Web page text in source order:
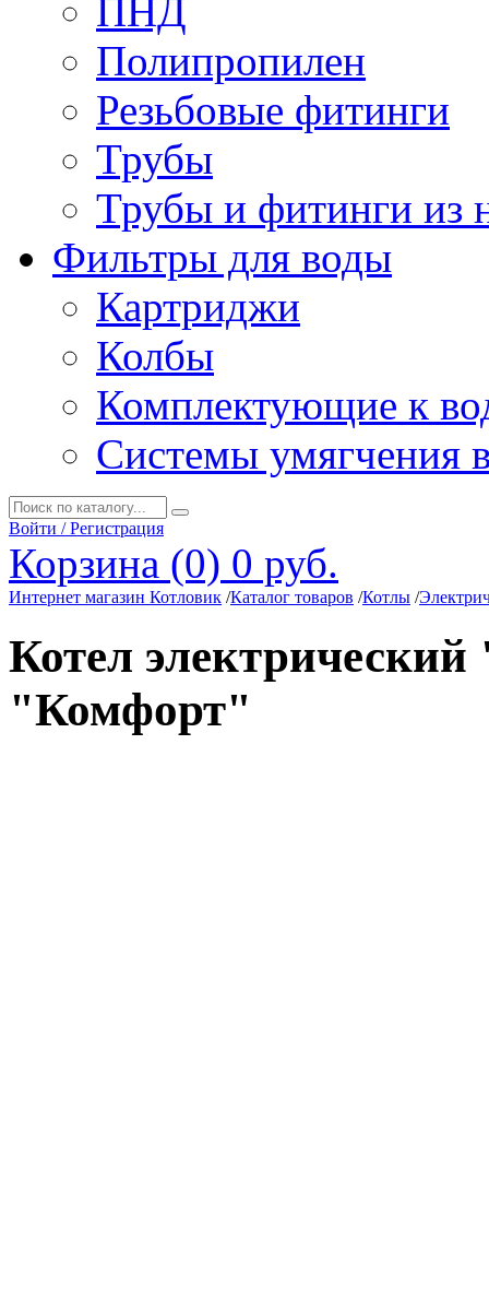
ПНД
Полипропилен
Резьбовые фитинги
Трубы
Трубы и фитинги из
Фильтры для воды
Картриджи
Колбы
Комплектующие к
Системы умягчения
Войти / Регистрация
Корзина (0) 0 руб.
Интернет магазин Котловик /Каталог товаров /Котлы /
Котел
"Комфорт"